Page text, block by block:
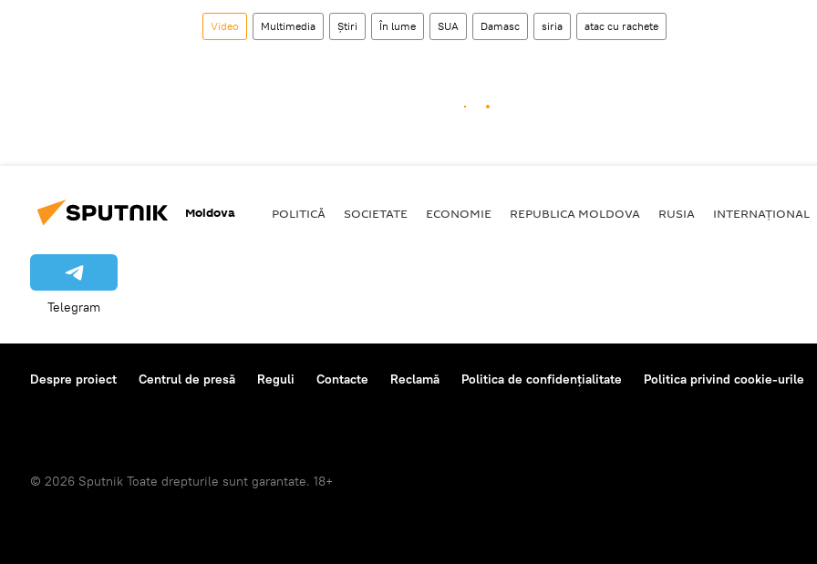
Video Multimedia Știri În lume SUA Damasc siria atac cu rachete
Moldova POLITICĂ SOCIETATE ECONOMIE REPUBLICA MOLDOVA RUSIA INTERNAȚIONAL
Telegram
Despre proiect Centrul de presă Reguli Contacte Reclamă Politica de confidențialitate Politica privind cookie-urile
© 2026 Sputnik Toate drepturile sunt garantate. 18+